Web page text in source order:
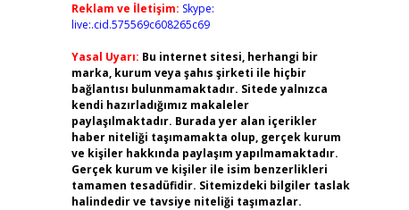
Reklam ve İletişim: Skype:
live:.cid.575569c608265c69
Yasal Uyarı: Bu internet sitesi, herhangi bir
marka, kurum veya şahıs şirketi ile hiçbir
bağlantısı bulunmamaktadır. Sitede yalnızca
kendi hazırladığımız makaleler
paylaşılmaktadır. Burada yer alan içerikler
haber niteliği taşımamakta olup, gerçek kurum
ve kişiler hakkında paylaşım yapılmamaktadır.
Gerçek kurum ve kişiler ile isim benzerlikleri
tamamen tesadüfidir. Sitemizdeki bilgiler taslak
halindedir ve tavsiye niteliği taşımazlar.